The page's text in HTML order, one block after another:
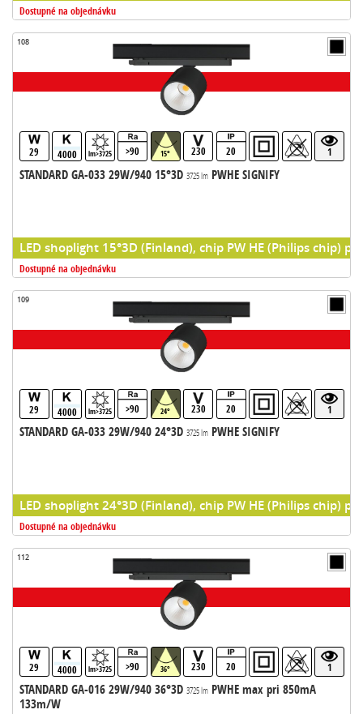
Dostupné na objednávku
108
29 4000 lm>3725 >90 15° 230 20 1
STANDARD GA-033 29W/940 15°3D 3725 lmPWHE SIGNIFY
LED shoplight 15°3D (Finland), chip PW HE (Philips chip)
Dostupné na objednávku
109
29 4000 lm>3725 >90 24° 230 20 1
STANDARD GA-033 29W/940 24°3D 3725 lmPWHE SIGNIFY
LED shoplight 24°3D (Finland), chip PW HE (Philips chip)
Dostupné na objednávku
112
29 4000 lm>3725 >90 36° 230 20 1
STANDARD GA-016 29W/940 36°3D 3725 lmPWHE max pri 850mA
133m/W